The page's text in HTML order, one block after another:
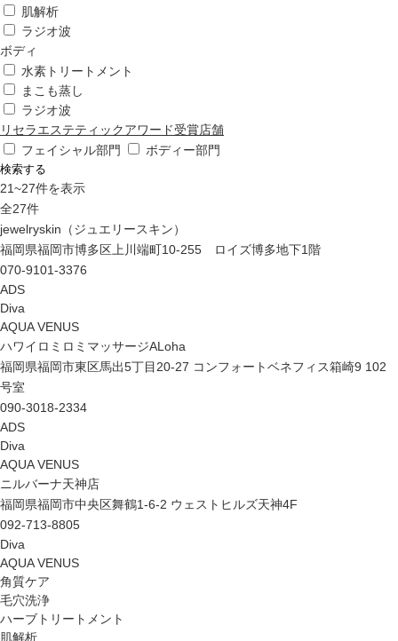
肌解析
ラジオ波
ボディ
水素トリートメント
まこも蒸し
ラジオ波
リセラエステティックアワード受賞店舗
フェイシャル部門
ボディー部門
検索する
21~27件を表示
全27件
jewelryskin（ジュエリースキン）
福岡県福岡市博多区上川端町10-255 ロイズ博多地下1階
070-9101-3376
ADS
Diva
AQUA VENUS
ハワイロミロミマッサージALoha
福岡県福岡市東区馬出5丁目20-27 コンフォートベネフィス箱崎9 102
号室
090-3018-2334
ADS
Diva
AQUA VENUS
ニルバーナ天神店
福岡県福岡市中央区舞鶴1-6-2 ウェストヒルズ天神4F
092-713-8805
Diva
AQUA VENUS
角質ケア
毛穴洗浄
ハーブトリートメント
肌解析